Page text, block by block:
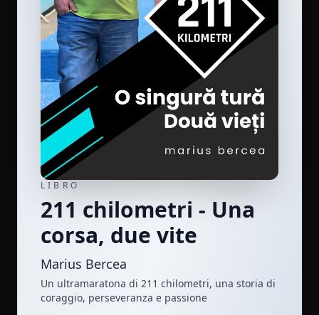
LIBRO
211 chilometri - Una
corsa, due vite
Marius Bercea
Un ultramaratona di 211 chilometri, una storia di
coraggio, perseveranza e passione